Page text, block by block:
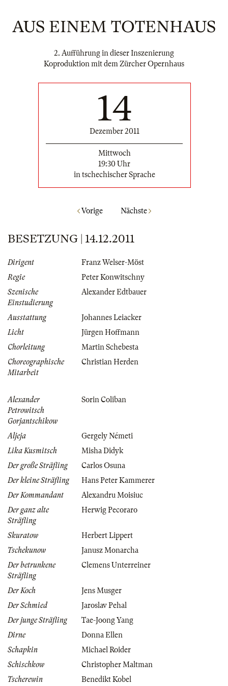
AUS EINEM TOTENHAUS
2. Aufführung in dieser Inszenierung
Koproduktion mit dem Zürcher Opernhaus
14
Dezember 2011
Mittwoch
19:30 Uhr
in tschechischer Sprache
Vorige Nächste
BESETZUNG | 14.12.2011
Dirigent
Franz Welser-Möst
Regie
Peter Konwitschny
Szenische
Einstudierung
Alexander Edtbauer
Ausstattung
Johannes Leiacker
Licht
Jürgen Hoffmann
Chorleitung
Martin Schebesta
Choreographische
Mitarbeit
Christian Herden
Alexander
Petrowitsch
Gorjantschikow
Sorin Coliban
Aljeja
Gergely Németi
Lika Kusmitsch
Misha Didyk
Der große Sträfling
Carlos Osuna
Der kleine Sträfling
Hans Peter Kammerer
Der Kommandant
Alexandru Moisiuc
Der ganz alte
Sträfling
Herwig Pecoraro
Skuratow
Herbert Lippert
Tschekunow
Janusz Monarcha
Der betrunkene
Sträfling
Clemens Unterreiner
Der Koch
Jens Musger
Der Schmied
Jaroslav Pehal
Der junge Sträfling
Tae-Joong Yang
Dirne
Donna Ellen
Schapkin
Michael Roider
Schischkow
Christopher Maltman
Tscherewin
Benedikt Kobel